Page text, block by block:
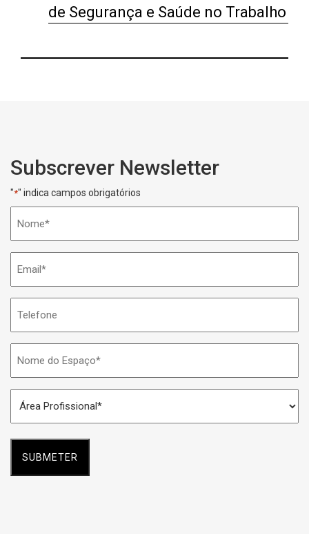
de Segurança e Saúde no Trabalho
Subscrever Newsletter
"*" indica campos obrigatórios
do
Espaço
Profissional
*